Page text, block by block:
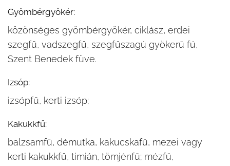
Gyömbérgyökér:
közönséges gyömbérgyökér, ciklász, erdei
szegfű, vadszegfű, szegfűszagú gyökerű fú,
Szent Benedek füve.
Izsóp:
izsópfű, kerti izsóp;
Kakukkfű:
balzsamfű, démutka, kakucskafű, mezei vagy
kerti kakukkfű, timián, tömjénfű; mézfű,